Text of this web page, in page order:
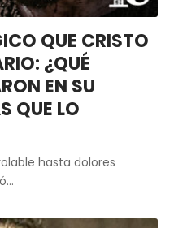
QUE CRISTO
¿QUÉ
EN SU
QUE LO
hasta dolores